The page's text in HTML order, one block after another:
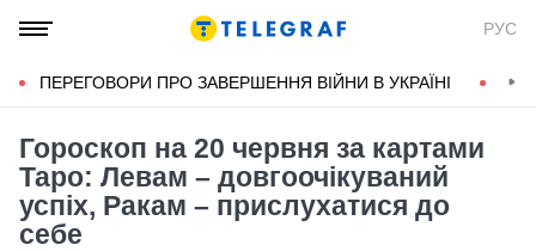
РУС
ПЕРЕГОВОРИ ПРО ЗАВЕРШЕННЯ ВІЙНИ В УКРАЇНІ
Гороскоп на 20 червня за картами
Таро: Левам – довгоочікуваний
успіх, Ракам – прислухатися до
себе